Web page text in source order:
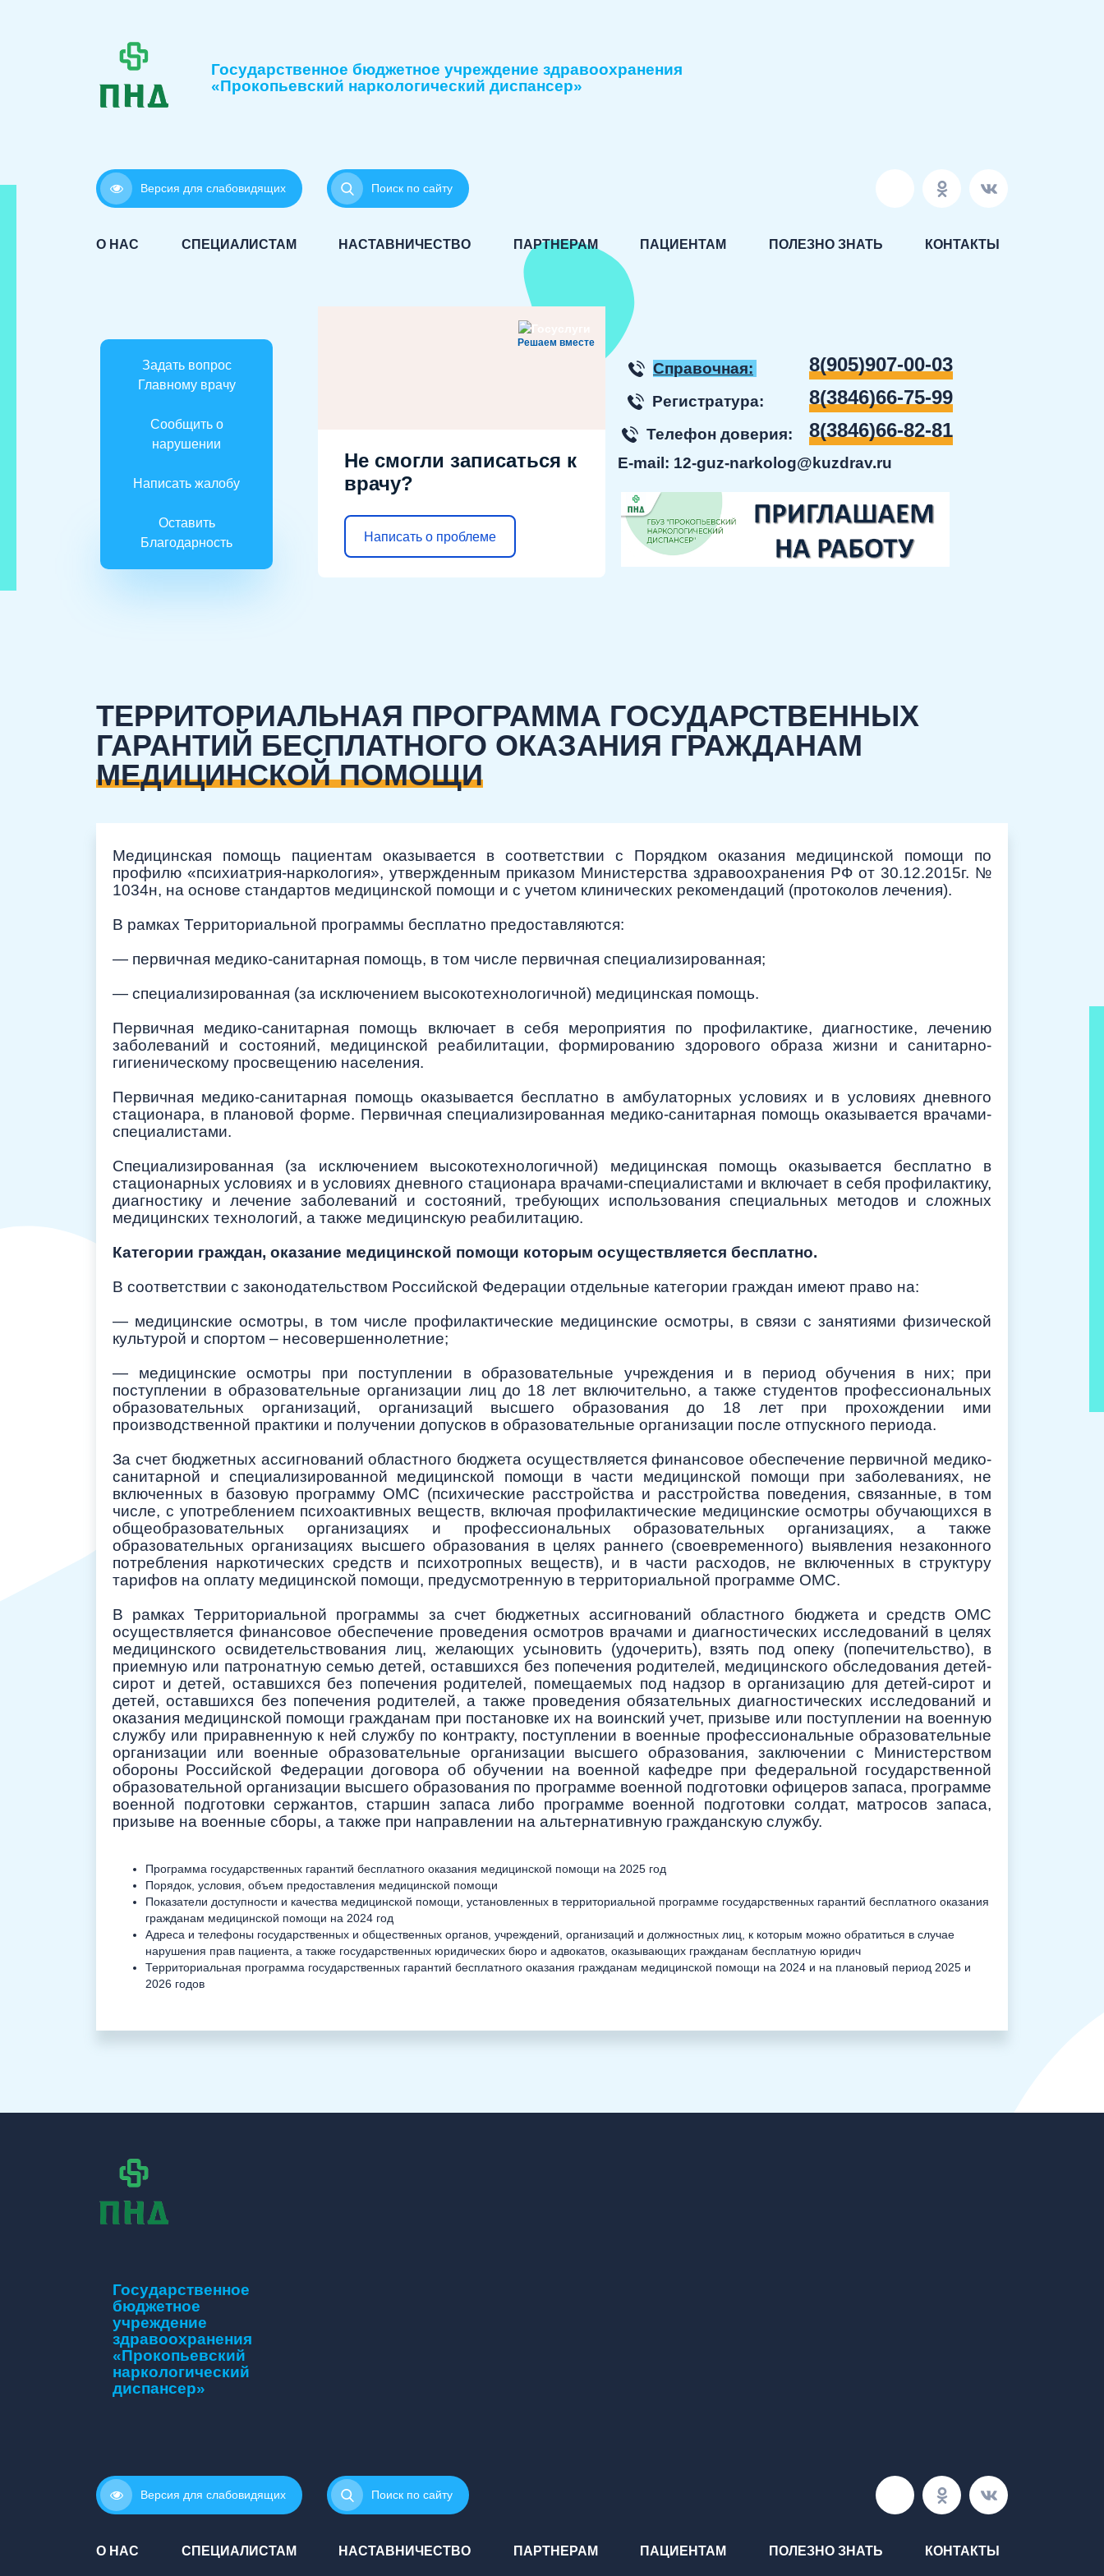
Государственное бюджетное учреждение здравоохранения
«Прокопьевский наркологический диспансер»
Версия для слабовидящих Поиск по сайту
О НАС СПЕЦИАЛИСТАМ НАСТАВНИЧЕСТВО ПАРТНЕРАМ ПАЦИЕНТАМ ПОЛЕЗНО ЗНАТЬ КОНТАКТЫ
Задать вопрос
Главному врачу
Сообщить о
нарушении
Написать жалобу
Оставить
Благодарность
Решаем вместе
Не смогли записаться к
врачу?
Написать о проблеме
Справочная: 8(905)907-00-03
Регистратура: 8(3846)66-75-99
Телефон доверия: 8(3846)66-82-81
E-mail: 12-guz-narkolog@kuzdrav.ru
ТЕРРИТОРИАЛЬНАЯ ПРОГРАММА ГОСУДАРСТВЕННЫХ
ГАРАНТИЙ БЕСПЛАТНОГО ОКАЗАНИЯ ГРАЖДАНАМ
МЕДИЦИНСКОЙ ПОМОЩИ
Медицинская помощь пациентам оказывается в соответствии с Порядком оказания медицинской помощи по
профилю «психиатрия-наркология», утвержденным приказом Министерства здравоохранения РФ от 30.12.2015г. №
1034н, на основе стандартов медицинской помощи и с учетом клинических рекомендаций (протоколов лечения).
В рамках Территориальной программы бесплатно предоставляются:
— первичная медико-санитарная помощь, в том числе первичная специализированная;
— специализированная (за исключением высокотехнологичной) медицинская помощь.
Первичная медико-санитарная помощь включает в себя мероприятия по профилактике, диагностике, лечению
заболеваний и состояний, медицинской реабилитации, формированию здорового образа жизни и санитарно-
гигиеническому просвещению населения.
Первичная медико-санитарная помощь оказывается бесплатно в амбулаторных условиях и в условиях дневного
стационара, в плановой форме. Первичная специализированная медико-санитарная помощь оказывается врачами-
специалистами.
Специализированная (за исключением высокотехнологичной) медицинская помощь оказывается бесплатно в
стационарных условиях и в условиях дневного стационара врачами-специалистами и включает в себя профилактику,
диагностику и лечение заболеваний и состояний, требующих использования специальных методов и сложных
медицинских технологий, а также медицинскую реабилитацию.
Категории граждан, оказание медицинской помощи которым осуществляется бесплатно.
В соответствии с законодательством Российской Федерации отдельные категории граждан имеют право на:
— медицинские осмотры, в том числе профилактические медицинские осмотры, в связи с занятиями физической
культурой и спортом – несовершеннолетние;
— медицинские осмотры при поступлении в образовательные учреждения и в период обучения в них; при
поступлении в образовательные организации лиц до 18 лет включительно, а также студентов профессиональных
образовательных организаций, организаций высшего образования до 18 лет при прохождении ими
производственной практики и получении допусков в образовательные организации после отпускного периода.
За счет бюджетных ассигнований областного бюджета осуществляется финансовое обеспечение первичной медико-
санитарной и специализированной медицинской помощи в части медицинской помощи при заболеваниях, не
включенных в базовую программу ОМС (психические расстройства и расстройства поведения, связанные, в том
числе, с употреблением психоактивных веществ, включая профилактические медицинские осмотры обучающихся в
общеобразовательных организациях и профессиональных образовательных организациях, а также
образовательных организациях высшего образования в целях раннего (своевременного) выявления незаконного
потребления наркотических средств и психотропных веществ), и в части расходов, не включенных в структуру
тарифов на оплату медицинской помощи, предусмотренную в территориальной программе ОМС.
В рамках Территориальной программы за счет бюджетных ассигнований областного бюджета и средств ОМС
осуществляется финансовое обеспечение проведения осмотров врачами и диагностических исследований в целях
медицинского освидетельствования лиц, желающих усыновить (удочерить), взять под опеку (попечительство), в
приемную или патронатную семью детей, оставшихся без попечения родителей, медицинского обследования детей-
сирот и детей, оставшихся без попечения родителей, помещаемых под надзор в организацию для детей-сирот и
детей, оставшихся без попечения родителей, а также проведения обязательных диагностических исследований и
оказания медицинской помощи гражданам при постановке их на воинский учет, призыве или поступлении на военную
службу или приравненную к ней службу по контракту, поступлении в военные профессиональные образовательные
организации или военные образовательные организации высшего образования, заключении с Министерством
обороны Российской Федерации договора об обучении на военной кафедре при федеральной государственной
образовательной организации высшего образования по программе военной подготовки офицеров запаса, программе
военной подготовки сержантов, старшин запаса либо программе военной подготовки солдат, матросов запаса,
призыве на военные сборы, а также при направлении на альтернативную гражданскую службу.
Программа государственных гарантий бесплатного оказания медицинской помощи на 2025 год
Порядок, условия, объем предоставления медицинской помощи
Показатели доступности и качества медицинской помощи, установленных в территориальной программе государственных гарантий бесплатного оказания
гражданам медицинской помощи на 2024 год
Адреса и телефоны государственных и общественных органов, учреждений, организаций и должностных лиц, к которым можно обратиться в случае
нарушения прав пациента, а также государственных юридических бюро и адвокатов, оказывающих гражданам бесплатную юридич
Территориальная программа государственных гарантий бесплатного оказания гражданам медицинской помощи на 2024 и на плановый период 2025 и
2026 годов
Государственное
бюджетное
учреждение
здравоохранения
«Прокопьевский
наркологический
диспансер»
Версия для слабовидящих Поиск по сайту
О НАС СПЕЦИАЛИСТАМ НАСТАВНИЧЕСТВО ПАРТНЕРАМ ПАЦИЕНТАМ ПОЛЕЗНО ЗНАТЬ КОНТАКТЫ